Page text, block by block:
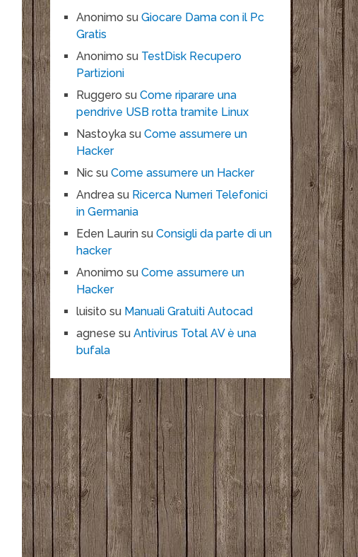
Anonimo suGiocare Dama con il Pc
Gratis
Anonimo su TestDisk Recupero
Partizioni
Ruggero suCome riparare una
pendrive USB rotta tramite Linux
Nastoyka suCome assumere un
Hacker
Nic suCome assumere un Hacker
Andrea su Ricerca Numeri Telefonici
in Germania
Eden Laurin suConsigli da parte di un
hacker
Anonimo suCome assumere un
Hacker
luisito su Manuali Gratuiti Autocad
agnese suAntivirus Total AV è una
bufala